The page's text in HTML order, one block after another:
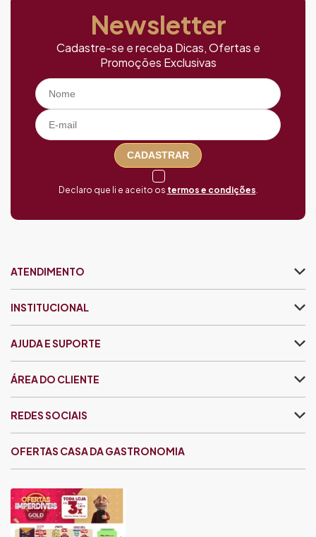
Newsletter
Cadastre-se e receba Dicas, Ofertas e
Promoções Exclusivas
CADASTRAR
Declaro que li e aceito os termos e condições
ATENDIMENTO
INSTITUCIONAL
AJUDA E SUPORTE
ÁREA DO CLIENTE
OFERTAS CASA DA GASTRONOMIA
REDES SOCIAIS